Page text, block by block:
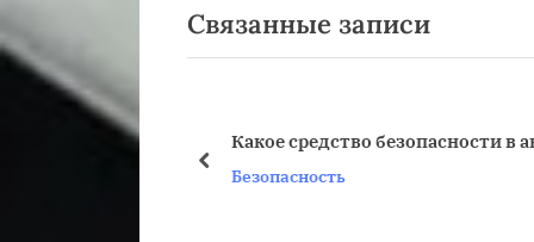
записям
д
ы
щ
Связанные записи
Какое средство безопасности в
Безопасность
пред